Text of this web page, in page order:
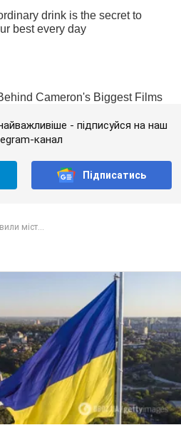
- підписуйся на наш
канал
Підписатись
міст...